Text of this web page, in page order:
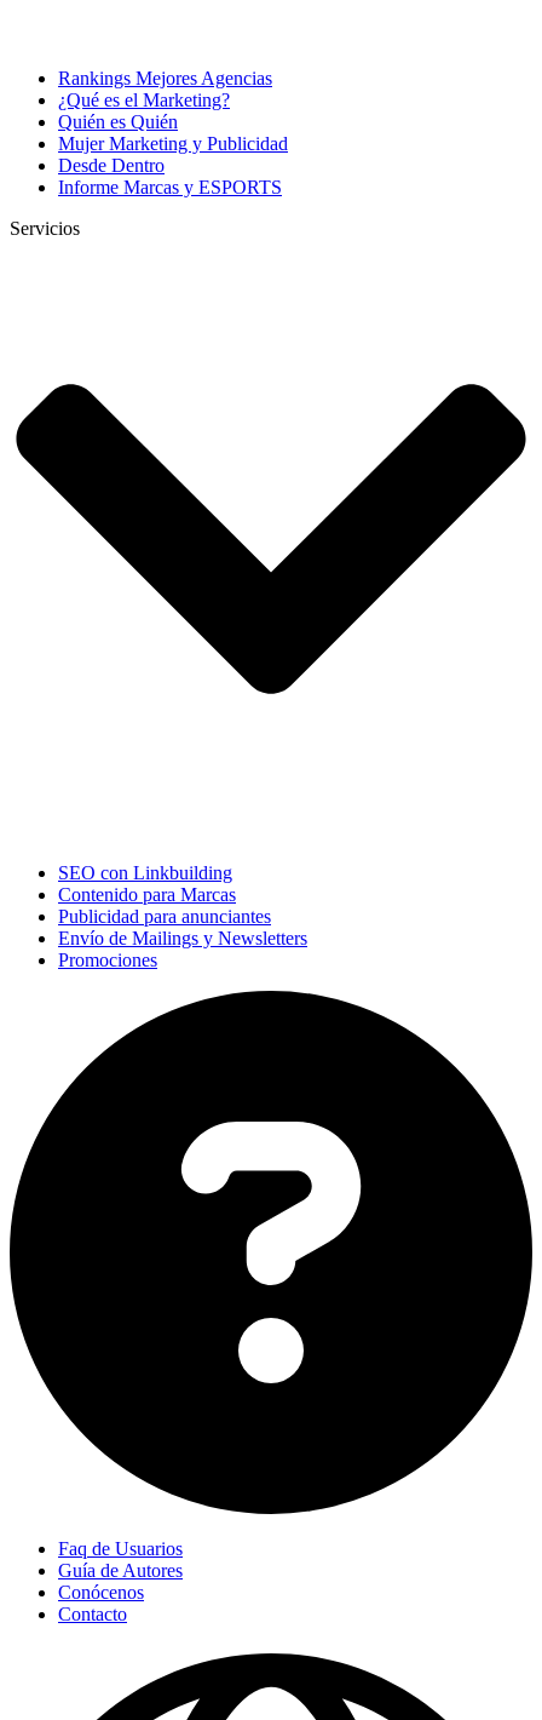
Rankings Mejores Agencias
¿Qué es el Marketing?
Quién es Quién
Mujer Marketing y Publicidad
Desde Dentro
Informe Marcas y ESPORTS
Servicios
SEO con Linkbuilding
Contenido para Marcas
Publicidad para anunciantes
Envío de Mailings y Newsletters
Promociones
Faq de Usuarios
Guía de Autores
Conócenos
Contacto